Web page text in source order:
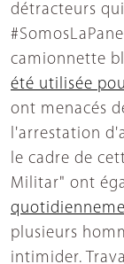
détracteurs
camionnette
été utilisée
ont menacés
l'arrestation
le cadre de
Militar" ont
plusieurs
intimider.